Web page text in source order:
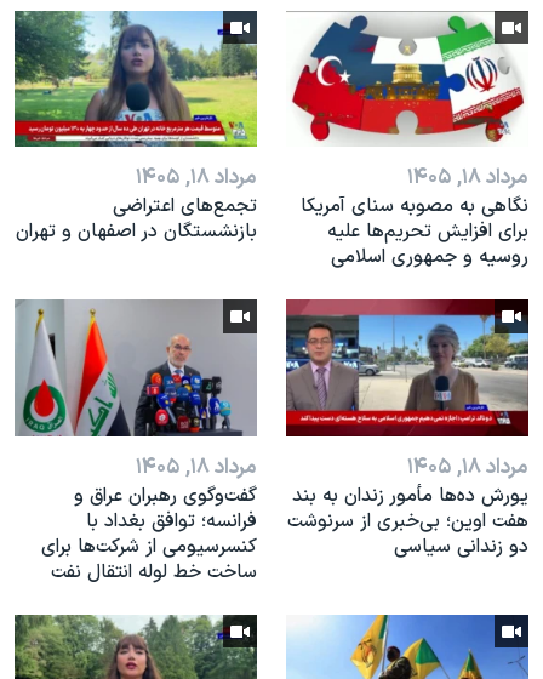
نرگس محمدی برنده جایزه نوبل صلح
همایش محافظه‌کاران آمریکا «سی‌پک»
صفحه‌های ویژه
سفر پرزیدنت ترامپ به چینمرداد ۱۸, ۱۴۰۵
نگاهی به مصوبه سنای آمریکا
برای افزایش تحریم‌ها علیه
روسیه و جمهوری اسلامی
مرداد ۱۸, ۱۴۰۵
تجمع‌های اعتراضی
بازنشستگان در اصفهان و تهران
مرداد ۱۸, ۱۴۰۵
یورش ده‌ها مأمور زندان به بند
هفت اوین؛ بی‌خبری از سرنوشت
دو زندانی سیاسی
مرداد ۱۸, ۱۴۰۵
گفت‌وگوی رهبران عراق و
فرانسه؛ توافق بغداد با
کنسرسیومی از شرکت‌ها برای
ساخت خط لوله انتقال نفت